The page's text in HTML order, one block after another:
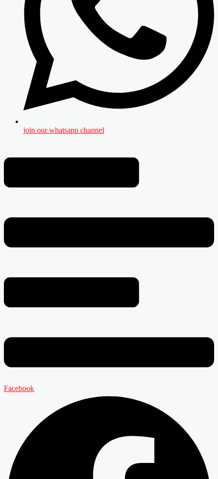
join our whatsapp channel
Facebook